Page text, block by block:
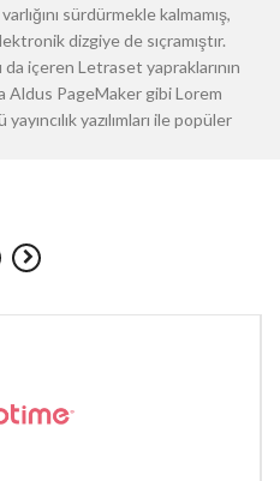
sürdürmekle kalmamış,
dizgiye de sıçramıştır.
içeren Letraset yapraklarının
Aldus PageMaker gibi Lorem
yazılımları ile popüler